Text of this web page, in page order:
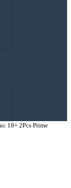
18+ 2Pcs Prime